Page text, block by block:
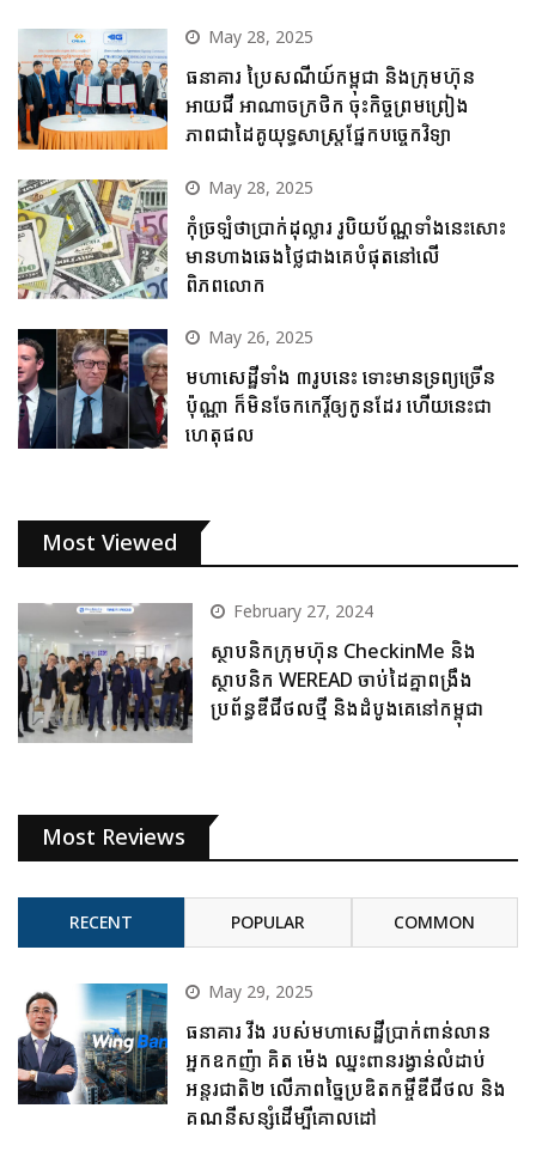
May 28, 2025
ធនាគារ ប្រៃសណីយ៍កម្ពុជា និងក្រុមហ៊ុន
អាយជី អាណាចក្រថិក ចុះកិច្ចព្រមព្រៀង
ភាពជាដៃគូយុទ្ធសាស្ត្រផ្នែកបច្ចេកវិទ្យា
May 28, 2025
កុំច្រឡំថាប្រាក់ដុល្លារ រូបិយប័ណ្ណទាំងនេះសោះ
មានហាងឆេងថ្លៃជាងគេបំផុតនៅលើ
ពិភពលោក
May 26, 2025
មហាសេដ្ឋីទាំង ៣រូបនេះ ទោះមានទ្រព្យច្រើន
ប៉ុណ្ណា ក៏មិនចែកកេរ្តិ៍ឲ្យកូនដែរ ហើយនេះជា
ហេតុផល
Most Viewed
February 27, 2024
ស្ថាបនិកក្រុមហ៊ុន CheckinMe និង
ស្ថាបនិក WEREAD ចាប់ដៃគ្នាពង្រឹង
ប្រព័ន្ធឌីជីថលថ្មី និងដំបូងគេនៅកម្ពុជា
Most Reviews
RECENT POPULAR COMMON
May 29, 2025
ធនាគារ វីង របស់មហាសេដ្ឋីប្រាក់ពាន់លាន
អ្នកឧកញ៉ា គិត ម៉េង ឈ្នះពានរង្វាន់លំដាប់
អន្តរជាតិ២ លើភាពច្នៃប្រឌិតកម្ចីឌីជីថល និង
គណនីសន្សំដើម្បីគោលដៅ